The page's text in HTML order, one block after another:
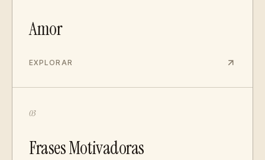
Amor
EXPLORAR
03
Frases Motivadoras